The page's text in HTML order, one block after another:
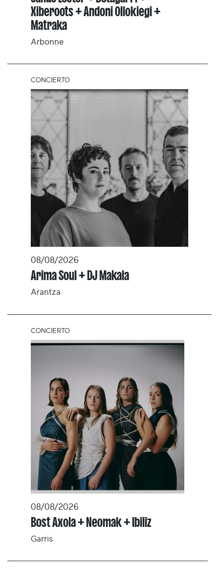
Xiberoots + Andoni Ollokiegi +
Matraka
Arbonne
CONCIERTO
08/08/2026
Arima Soul + DJ Makala
Arantza
CONCIERTO
08/08/2026
Bost Axola + Neomak + Ibiliz
Garris